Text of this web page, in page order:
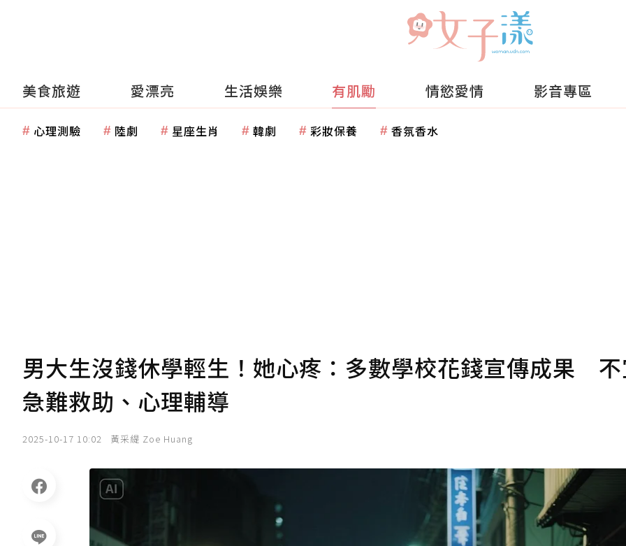
美食旅遊 愛漂亮 生活娛樂 有肌勵 情慾愛情 影音專區
心理測驗 陸劇 星座生肖 韓劇 彩妝保養 香氛香水
男大生沒錢休學輕生！她心疼：多數學校花錢宣傳成果
急難救助、心理輔導
2025-10-17 10:02 黃采緹 Zoe Huang